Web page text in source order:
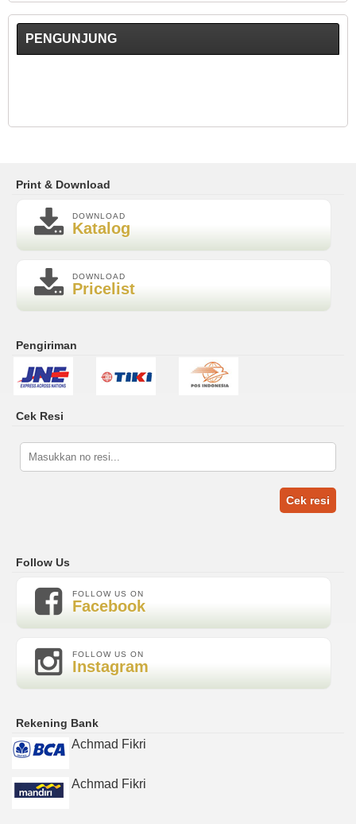
PENGUNJUNG
Print & Download
DOWNLOAD
Katalog
DOWNLOAD
Pricelist
Pengiriman
Cek Resi
Cek resi
Follow Us
FOLLOW US ON
Facebook
FOLLOW US ON
Instagram
Rekening Bank
Achmad Fikri
Achmad Fikri